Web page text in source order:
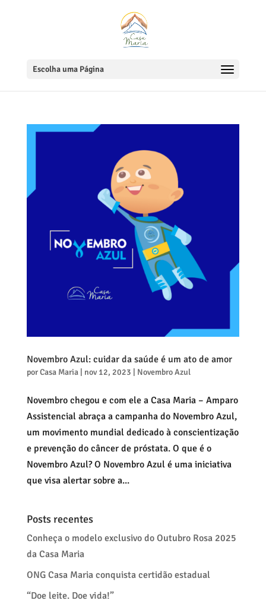
Escolha uma Página
Novembro Azul: cuidar da saúde é um ato de amor
porCasa Maria| nov 12, 2023 Novembro Azul
Novembro chegou e com ele a Casa Maria – Amparo
Assistencial abraça a campanha do Novembro Azul,
um movimento mundial dedicado à conscientização
e prevenção do câncer de próstata. O que é o
Novembro Azul? O Novembro Azul é uma iniciativa
que visa alertar sobre a...
Posts recentes
Conheça o modelo exclusivo do Outubro Rosa 2025
da Casa Maria
ONG Casa Maria conquista certidão estadual
“Doe leite. Doe vida!”